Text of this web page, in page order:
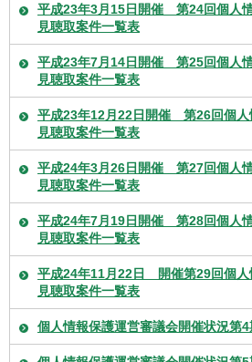
平成23年3月15日開催 第24回個人
見聴取案件一覧表
平成23年7月14日開催 第25回個人
見聴取案件一覧表
平成23年12月22日開催 第26回個
見聴取案件一覧表
平成24年3月26日開催 第27回個人
見聴取案件一覧表
平成24年7月19日開催 第28回個人
見聴取案件一覧表
平成24年11月22日 開催第29回個
見聴取案件一覧表
個人情報保護運営審議会開催状況第4